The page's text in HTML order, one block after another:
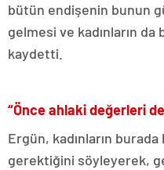
bütün endişenin bunun
gelmesi ve kadınların
kaydetti.
“Önce ahlaki değerleri
Ergün, kadınların
gerektiğini söyleyerek,